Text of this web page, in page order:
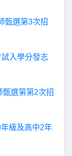
甄選第3次招
試入學分發志
甄選第第2次招
級及高中2年